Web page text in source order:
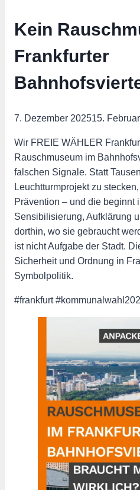
Kein
Frankfurter
7. Dezember 202515.
Wir FREIE WÄHLER
Rauschmuseum im
falschen Signale. Statt
Leuchtturmprojekt zu
Prävention – und die beginnt
Sensibilisierung, Aufklärung
dorthin, wo sie gebraucht
ist nicht Aufgabe der Stadt.
Sicherheit und Ordnung in
Symbolpolitik.
#frankfurt